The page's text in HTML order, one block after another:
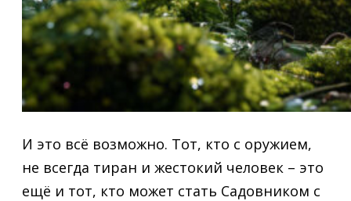
И это всё возможно. Тот, кто с оружием,
не всегда тиран и жестокий человек – это
ещё и тот, кто может стать Садовником с